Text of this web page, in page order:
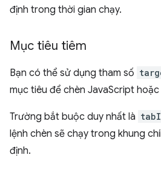
định trong thời gian chạy.
Mục tiêu tiêm
Bạn có thể sử dụng tham số
mục tiêu để chèn JavaScript hoặc
Trường bắt buộc duy nhất là
lệnh chèn sẽ chạy trong khung
định.